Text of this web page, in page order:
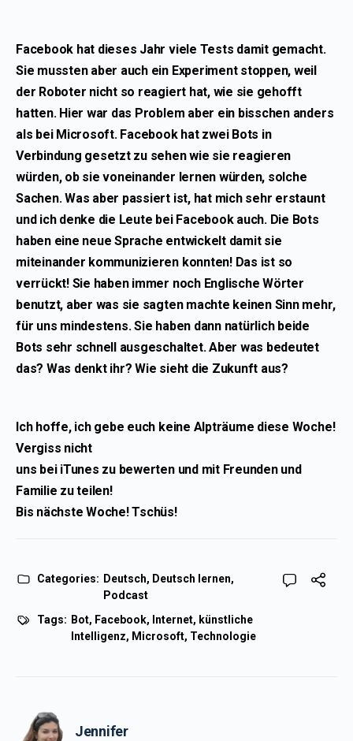
Facebook hat dieses Jahr viele Tests damit gemacht.
Sie mussten aber auch ein Experiment stoppen, weil
der Roboter nicht so reagiert hat, wie sie gehofft
hatten. Hier war das Problem aber ein bisschen anders
als bei Microsoft. Facebook hat zwei Bots in
Verbindung gesetzt zu sehen wie sie reagieren
würden, ob sie voneinander lernen würden, solche
Sachen. Was aber passiert ist, hat mich sehr erstaunt
und ich denke die Leute bei Facebook auch. Die Bots
haben eine neue Sprache entwickelt damit sie
miteinander kommunizieren konnten! Das ist so
verrückt! Sie haben immer noch Englische Wörter
benutzt, aber was sie sagten machte keinen Sinn mehr,
für uns mindestens. Sie haben dann natürlich beide
Bots sehr schnell ausgeschaltet. Aber was bedeutet
das? Was denkt ihr? Wie sieht die Zukunft aus?
Ich hoffe, ich gebe euch keine Alpträume diese Woche!
Vergiss nicht
uns bei iTunes zu bewerten und mit Freunden und
Familie zu teilen!
Bis nächste Woche! Tschüs!
Categories: Deutsch, Deutsch lernen,
Podcast
Tags: Bot, Facebook, Internet, künstliche
Intelligenz, Microsoft, Technologie
Jennifer